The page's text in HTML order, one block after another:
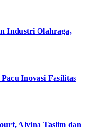
Industri Olahraga,
Inovasi Fasilitas
Alvina Taslim dan